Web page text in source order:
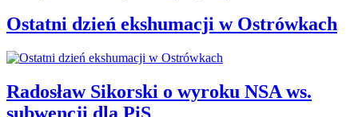
Ostatni dzień ekshumacji w Ostrówkach
Radosław Sikorski o wyroku NSA ws.
subwencji dla PiS